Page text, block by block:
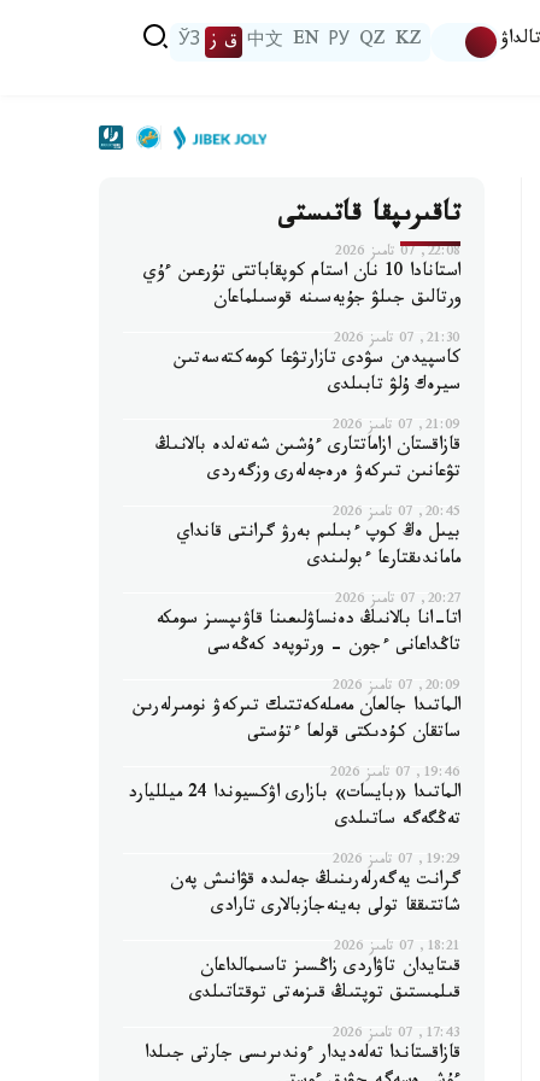
تالداۋ KZ
QZ
РУ
EN
中文 ق ز ЎЗ
تاقىرىپقا قاتىستى
22:08, 07 تامىز 2026
استانادا 10 نان استام كوپقاباتتى تۇرعىن ءۇي
ورتالىق جىلۋ جۇيەسىنە قوسىلماعان
21:30, 07 تامىز 2026
كاسپيدەن سۋدى تازارتۋعا كومەكتەسەتىن
سيرەك ۇلۋ تابىلدى
21:09, 07 تامىز 2026
قازاقستان ازاماتتارى ءۇشىن شەتەلدە بالانىڭ
تۋعانىن تىركەۋ ەرەجەلەرى وزگەردى
20:45, 07 تامىز 2026
بيىل ەڭ كوپ ءبىلىم بەرۋ گرانتى قانداي
ماماندىقتارعا ءبولىندى
20:27, 07 تامىز 2026
اتا-انا بالانىڭ دەنساۋلىعىنا قاۋىپسىز سومكە
تاڭداعانى ءجون - ورتوپەد كەڭەسى
20:09, 07 تامىز 2026
الماتىدا جالعان مەملەكەتتىك تىركەۋ نومىرلەرىن
ساتقان كۇدىكتى قولعا ءتۇستى
19:46, 07 تامىز 2026
الماتىدا «بايسات» بازارى اۋكسيوندا 24 ميلليارد
تەڭگەگە ساتىلدى
19:29, 07 تامىز 2026
گرانت يەگەرلەرىنىڭ جەلىدە قۋانىش پەن
شاتتىققا تولى بەينەجازبالارى تارادى
18:21, 07 تامىز 2026
قىتايدان تاۋاردى زاڭسىز تاسىمالداعان
قىلمىستىق توپتىڭ قىزمەتى توقتاتىلدى
17:43, 07 تامىز 2026
قازاقستاندا تەلەديدار ءوندىرىسى جارتى جىلدا